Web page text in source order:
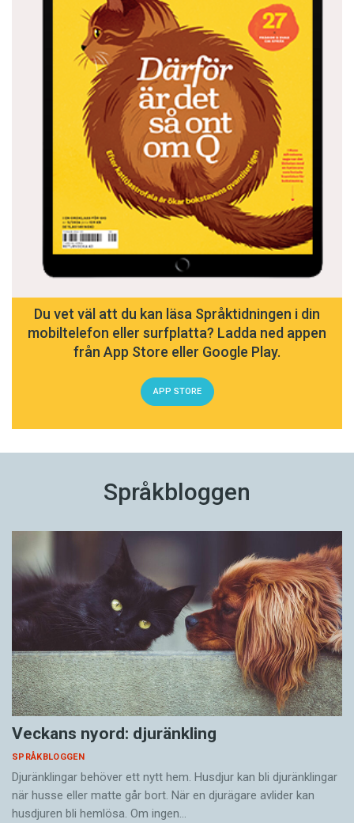
Du vet väl att du kan läsa Språktidningen i din
mobiltelefon eller surfplatta? Ladda ned appen
från App Store eller Google Play.
APP STORE
Språkbloggen
Veckans nyord: djuränkling
SPRÅKBLOGGEN
Djuränklingar behöver ett nytt hem. Husdjur kan bli djuränklingar
när husse eller matte går bort. När en djurägare avlider kan
husdjuren bli hemlösa. Om ingen…